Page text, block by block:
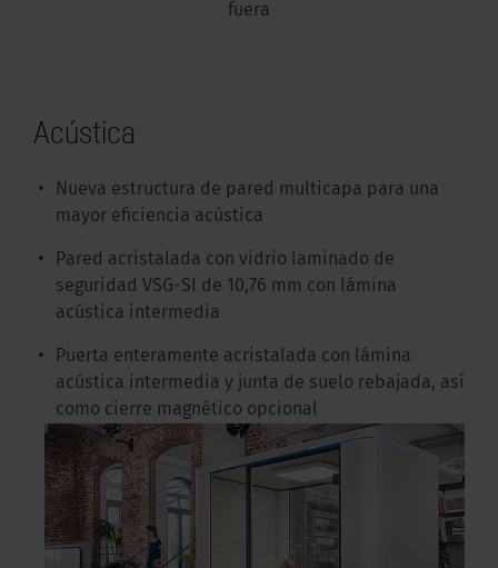
fuera
Acústica
Nueva estructura de pared multicapa para una
mayor eficiencia acústica
Pared acristalada con vidrio laminado de
seguridad VSG-SI de 10,76 mm con lámina
acústica intermedia
Puerta enteramente acristalada con lámina
acústica intermedia y junta de suelo rebajada, así
como cierre magnético opcional